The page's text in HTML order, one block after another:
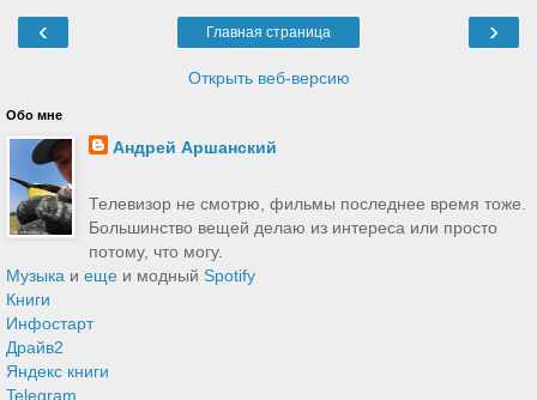
‹ ›
Главная страница
Открыть веб-версию
Обо мне
Андрей Аршанский
Телевизор не смотрю, фильмы последнее время тоже.
Большинство вещей делаю из интереса или просто
потому, что могу.
Музыка и еще и модный Spotify
Книги
Инфостарт
Драйв2
Яндекс книги
Telegram